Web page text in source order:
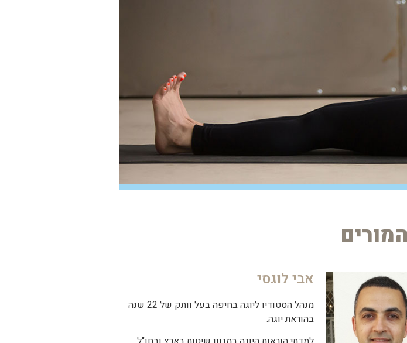
אבי לוגסי
מנהל הסטודיו ליוגה בחיפה בעל וותק של 22 שנה
בהוראת יוגה.